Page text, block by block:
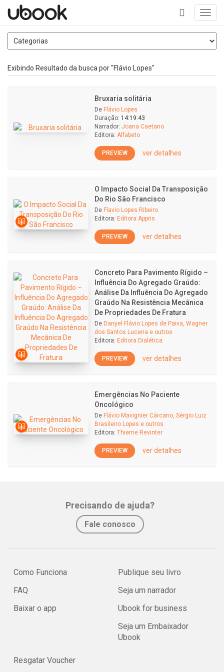
+
Exibindo Resultado da busca por "Flávio Lopes"
Bruxaria solitária
De Flávio Lopes
Duração: 14:19:43
Narrador: Joana Caetano
Editora: Alfabeto
PREVIEW ver detalhes
O Impacto Social Da Transposição
Do Rio São Francisco
De Flavio Lopes Ribeiro
Editora: Editora Appris
PREVIEW ver detalhes
Concreto Para Pavimento Rígido –
Influência Do Agregado Graúdo:
Análise Da Influência Do Agregado
Graúdo Na Resistência Mecânica
De Propriedades De Fratura
De Danyel Flávio Lopes de Paiva, Wagner
dos Santos Lucena e outros
Editora: Editora Dialética
PREVIEW ver detalhes
Emergências No Paciente
Oncológico
De Flávio Mavignier Cárcano, Sérgio Luiz
Brasileiro Lopes e outros
Editora: Thieme Revinter
PREVIEW ver detalhes
Precisando de ajuda?
Fale conosco
Como Funciona
FAQ
Baixar o app
Publique seu livro
Seja um narrador
Ubook for business
Seja um Embaixador
Ubook
Resgatar Voucher